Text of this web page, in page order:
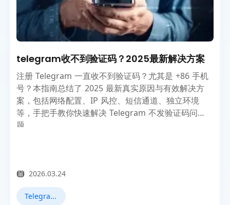
telegram收不到验证码？2025最新解决方案
注册 Telegram 一直收不到验证码？尤其是 +86 手机
号？本指南总结了 2025 最新真实原因与有效解决方
案，包括网络配置、IP 风控、短信通道、独立环境
等，手把手教你快速解决 Telegram 不发验证码问
题。
2026.03.24
Telegram运营